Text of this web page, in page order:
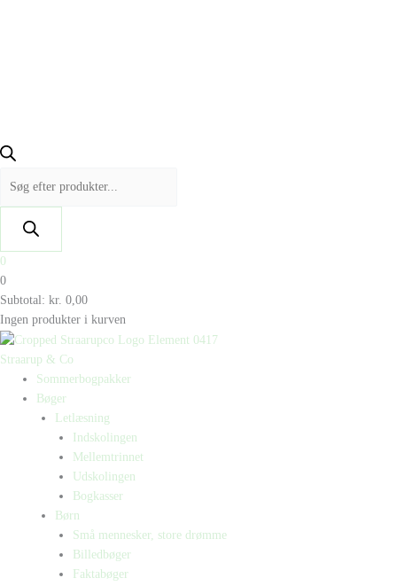
0
0
Subtotal: kr. 0,00
Ingen produkter i kurven
Straarup & Co
Sommerbogpakker
Bøger
Letlæsning
Indskolingen
Mellemtrinnet
Udskolingen
Bogkasser
Børn
Små mennesker, store drømme
Billedbøger
Faktabøger